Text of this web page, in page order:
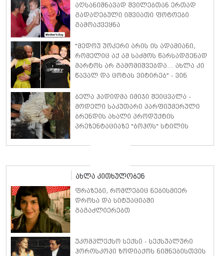
აღსანიშნავად შვილებთან ერთად
გადაღებული იშვიათი ფოტოები
გამოაქვეყნა
"მედოუ უოკერი არის ის ადამიანი,
რომელიც აქ ამ საძმოს წარსადგენად
მარტოს არ გამომიშვებდა… ახლა კი
წავალ და ცოტას ვიტირებ" - ვინ
პოლ უოკერის ქალიშვილს ემოციური
სიტყვებით მიმართავს
ბელა ჰადიდმა იმიჯი შეიცვალა -
მოდელი საკუთარი პარფიუმერული
ბრენდის ახალი პროდუქტის
პრეზენტაციაზე "ბოჰოს" სტილის
მინიკაბით გამოჩნდა
ახლა კითხულობენ
ფრაზები, რომლებიც ნებისმიერ
დროსა და სიტუაციაში
გაგაძლიერებთ
უკომპლექსო სექსი - სექსუალური
ჰოროსკოპი ზოდიაქოს ნიშნებისთვის